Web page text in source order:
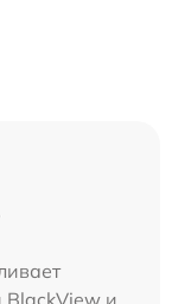
BlackView и